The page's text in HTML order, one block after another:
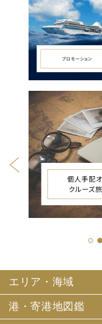
1 2
エリア・海域
港・寄港地図鑑